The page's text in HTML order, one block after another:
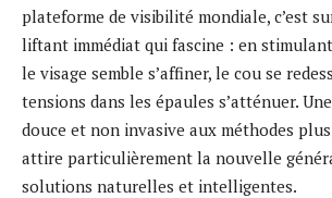
plateforme de visibilité mondiale, c’est
liftant immédiat qui fascine : en
le visage semble s’affiner, le cou se
tensions dans les épaules s’atténuer.
douce et non invasive aux méthodes
attire particulièrement la nouvelle
solutions naturelles et intelligentes.